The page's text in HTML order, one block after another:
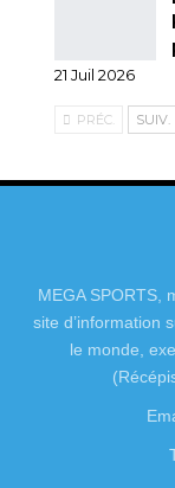
21 Juil 2026
PRÉC. SUIV.
MEGA SPORTS,
site d’information
le monde,